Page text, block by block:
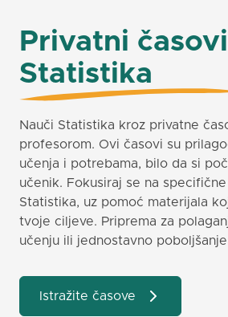
Privatni
Statistika
Nauči Statistika kroz privatne
profesorom. Ovi časovi su
učenja i potrebama, bilo da si
učenik. Fokusiraj se na
Statistika, uz pomoć materijala
tvoje ciljeve. Priprema za
učenju ili jednostavno
Istražite časove